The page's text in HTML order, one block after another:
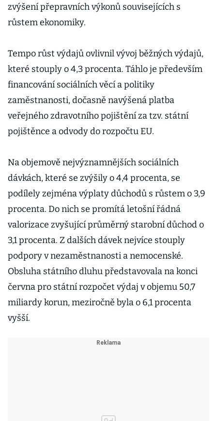
zvýšení přepravních výkonů souvisejících s
růstem ekonomiky.
Tempo růst výdajů ovlivnil vývoj běžných výdajů,
které stouply o 4,3 procenta. Táhlo je především
financování sociálních věcí a politiky
zaměstnanosti, dočasně navýšená platba
veřejného zdravotního pojištění za tzv. státní
pojištěnce a odvody do rozpočtu EU.
Na objemově nejvýznamnějších sociálních
dávkách, které se zvýšily o 4,4 procenta, se
podílely zejména výplaty důchodů s růstem o 3,9
procenta. Do nich se promítá letošní řádná
valorizace zvyšující průměrný starobní důchod o
3,1 procenta. Z dalších dávek nejvíce stouply
podpory v nezaměstnanosti a nemocenské.
Obsluha státního dluhu představovala na konci
června pro státní rozpočet výdaj v objemu 50,7
miliardy korun, meziročně byla o 6,1 procenta
vyšší.